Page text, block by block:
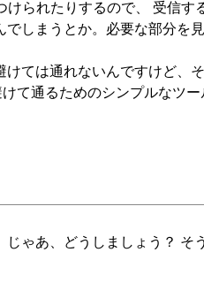
られたりするので、 受信す
しまうとか。必要な部分を
ては通れないんですけど、
て通るためのシンプルなツー
ゃあ、どうしましょう？ そ